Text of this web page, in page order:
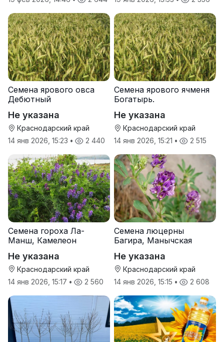
Семена ярового овса
Дебютный
Не указана
Краснодарский край
14 янв 2026, 15:23 • 2 440
Семена ярового ячменя
Богатырь.
Не указана
Краснодарский край
14 янв 2026, 15:21 • 2 515
Семена гороха Ла-
Манш, Камелеон
Не указана
Краснодарский край
14 янв 2026, 15:17 • 2 560
Семена люцерны
Багира, Манычская
Не указана
Краснодарский край
14 янв 2026, 15:15 • 2 608